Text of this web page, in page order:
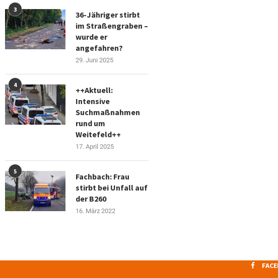
3
36-Jähriger stirbt
im Straßengraben –
wurde er
angefahren?
29. Juni 2025
4
++Aktuell:
Intensive
Suchmaßnahmen
rund um
Weitefeld++
17. April 2025
5
Fachbach: Frau
stirbt bei Unfall auf
der B260
16. März 2022